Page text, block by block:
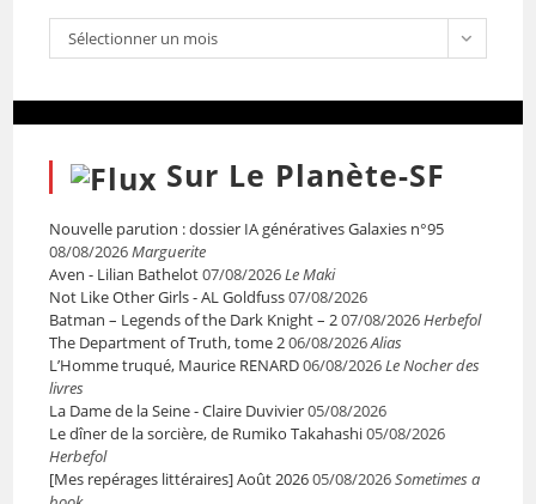
Sélectionner un mois
Sur Le Planète-SF
Nouvelle parution : dossier IA génératives Galaxies n°95
08/08/2026Marguerite
Aven - Lilian Bathelot07/08/2026Le Maki
Not Like Other Girls - AL Goldfuss07/08/2026
Batman – Legends of the Dark Knight – 207/08/2026Herbefol
The Department of Truth, tome 206/08/2026Alias
L’Homme truqué, Maurice RENARD06/08/2026Le Nocher des
livres
La Dame de la Seine - Claire Duvivier05/08/2026
Le dîner de la sorcière, de Rumiko Takahashi05/08/2026
Herbefol
[Mes repérages littéraires] Août 202605/08/2026Sometimes a